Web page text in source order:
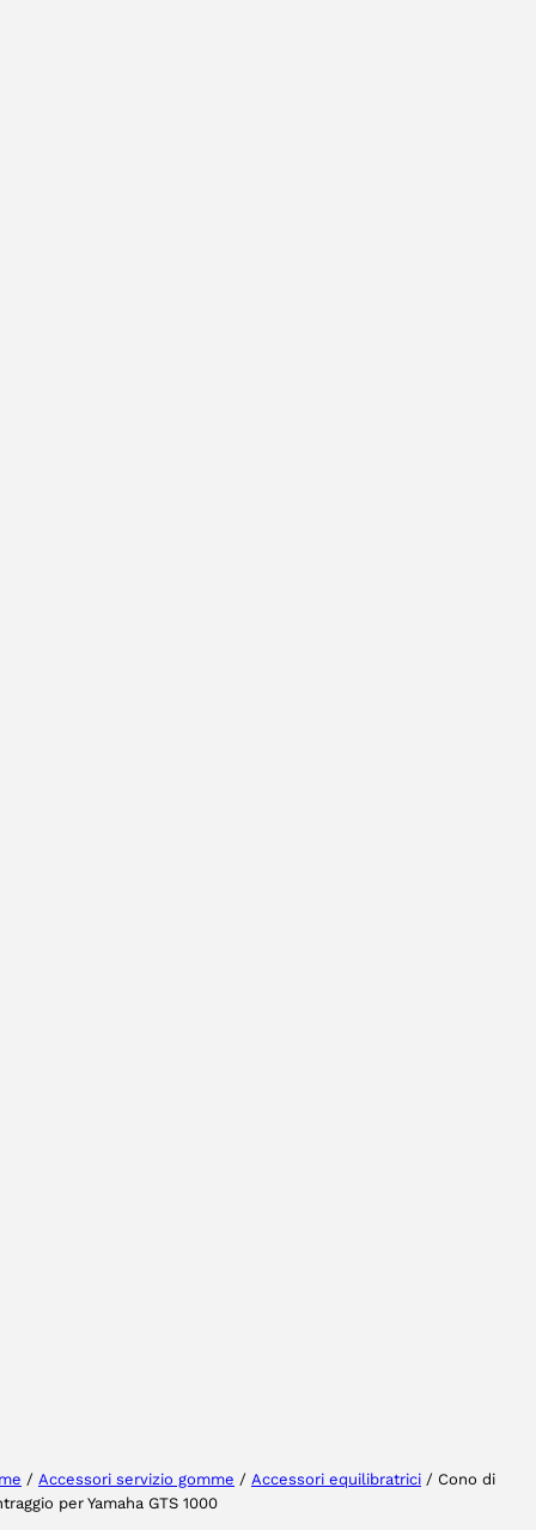
/ Accessori servizio gomme / Accessori equilibratrici / Cono di
per Yamaha GTS 1000